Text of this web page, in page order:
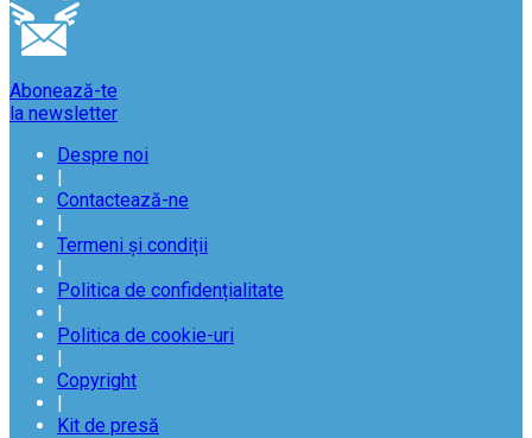
Abonează-te
la newsletter
Despre noi
|
Contactează-ne
|
Termeni și condiții
|
Politica de confidențialitate
|
Politica de cookie-uri
|
Copyright
|
Kit de presă